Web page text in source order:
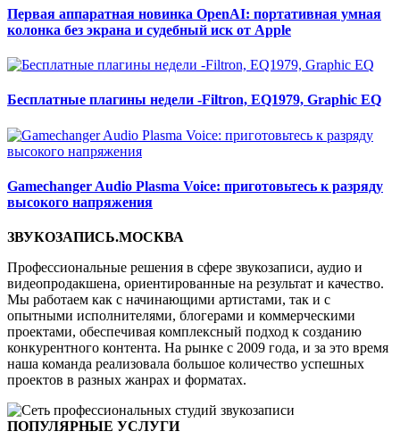
Первая аппаратная новинка OpenAI: портативная умная
колонка без экрана и судебный иск от Apple
Бесплатные плагины недели -Filtron, EQ1979, Graphic EQ
Gamechanger Audio Plasma Voice: приготовьтесь к разряду
высокого напряжения
ЗВУКОЗАПИСЬ.МОСКВА
Профессиональные решения в сфере звукозаписи, аудио и
видеопродакшена, ориентированные на результат и качество.
Мы работаем как с начинающими артистами, так и с
опытными исполнителями, блогерами и коммерческими
проектами, обеспечивая комплексный подход к созданию
конкурентного контента. На рынке с 2009 года, и за это время
наша команда реализовала большое количество успешных
проектов в разных жанрах и форматах.
ПОПУЛЯРНЫЕ УСЛУГИ